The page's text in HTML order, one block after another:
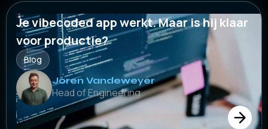
Je vibecoded app werkt. Maar is hij klaar
voor productie?
Blog
Joren Vandeweyer
Head of Engineering